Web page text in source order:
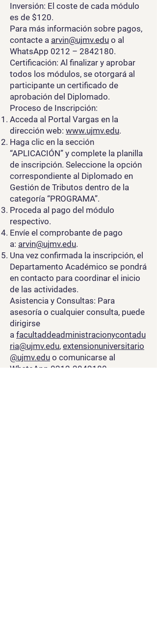
Inversión: El coste de cada módulo
es de $120.
Para más información sobre pagos,
contacte a arvin@ujmv.edu o al
WhatsApp 0212 – 2842180.
Certificación: Al finalizar y aprobar
todos los módulos, se otorgará al
participante un certificado de
aprobación del Diplomado.
Proceso de Inscripción:
Acceda al Portal Vargas en la
dirección web: www.ujmv.edu.
Haga clic en la sección
“APLICACIÓN” y complete la planilla
de inscripción. Seleccione la opción
correspondiente al Diplomado en
Gestión de Tributos dentro de la
categoría “PROGRAMA”.
Proceda al pago del módulo
respectivo.
Envíe el comprobante de pago
a: arvin@ujmv.edu.
Una vez confirmada la inscripción, el
Departamento Académico se pondrá
en contacto para coordinar el inicio
de las actividades.
Asistencia y Consultas: Para
asesoría o cualquier consulta, puede
dirigirse
a facultaddeadministracionycontadu
ria@ujmv.edu, extensionuniversitario
@ujmv.edu o comunicarse al
WhatsApp 0212-2842180